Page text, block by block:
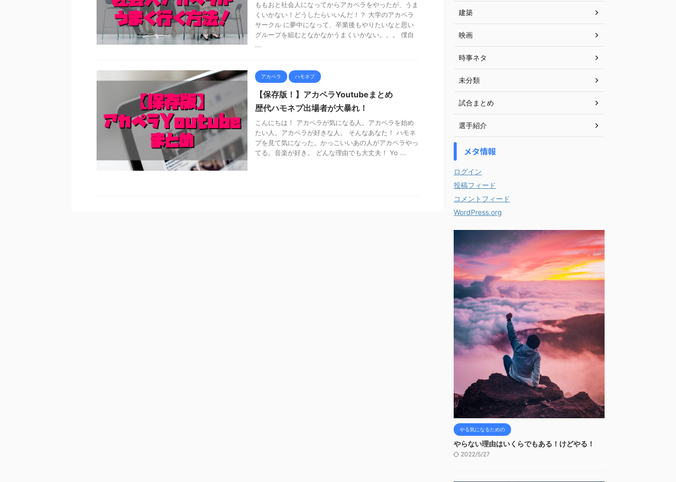
ももおと社会人になってからアカペラをやったが、うま
くいかない！どうしたらいいんだ！？ 大学のアカペラ
サークル に夢中になって、卒業後もやりたいなと思い
グループを組むとなかなかうまくいかない。。。 僕自
...
アカペラ ハモネプ
【保存版！】アカペラYoutubeまとめ
歴代ハモネプ出場者が大暴れ！
こんにちは！ アカペラが気になる人。アカペラを始め
たい人。アカペラが好きな人。 そんなあなた！ ハモネ
プを見て気になった。かっこいいあの人がアカペラやっ
てる。音楽が好き。 どんな理由でも大丈夫！ Yo ...
建築
映画
時事ネタ
未分類
試合まとめ
選手紹介
メタ情報
ログイン
投稿フィード
コメントフィード
WordPress.org
やる気になるための
やらない理由はいくらでもある！けどやる！
2022/5/27